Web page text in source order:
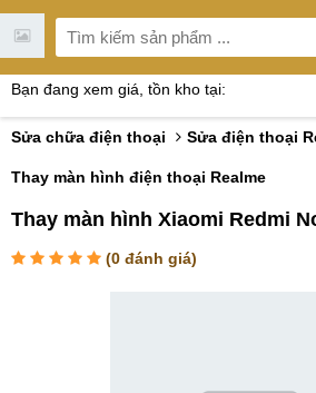
Bạn đang xem giá, tồn kho tại:
Sửa chữa điện thoại Sửa điện thoại
Thay màn hình điện thoại Realme
Thay màn hình Xiaomi Redmi
(0 đánh giá)